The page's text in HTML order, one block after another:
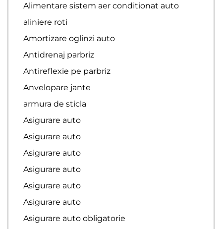
Alimentare sistem aer conditionat auto
aliniere roti
Amortizare oglinzi auto
Antidrenaj parbriz
Antireflexie pe parbriz
Anvelopare jante
armura de sticla
Asigurare auto
Asigurare auto
Asigurare auto
Asigurare auto
Asigurare auto
Asigurare auto
Asigurare auto obligatorie